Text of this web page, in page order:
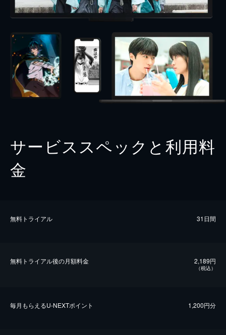
サービススペックと利用料
金
無料トライアル 31日間
無料トライアル後の⽉額料金 2,189円
（税込）
毎⽉もらえるU-NEXTポイント 1,200円分